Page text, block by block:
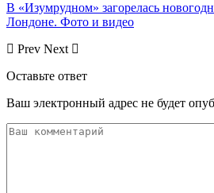
В «Изумрудном» загорелась
Лондоне. Фото и видео
Prev Next
Оставьте ответ
Ваш электронный адрес не будет